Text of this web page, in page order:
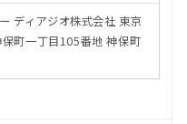
ディアジオ株式会社 東京
町一丁目105番地 神保町